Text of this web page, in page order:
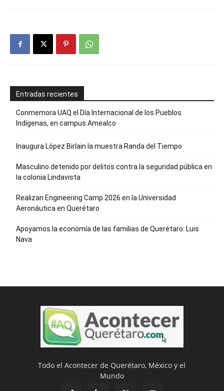
Entradas recientes
Conmemora UAQ el Día Internacional de los Pueblos
Indígenas, en campus Amealco
Inaugura López Birlain la muestra Randa del Tiempo
Masculino detenido por delitos contra la seguridad pública en
la colonia Lindavista
Realizan Engineering Camp 2026 en la Universidad
Aeronáutica en Querétaro
Apoyamos la economía de las familias de Querétaro: Luis
Nava
Todo el Acontecer de Querétaro, México y el
Mundo